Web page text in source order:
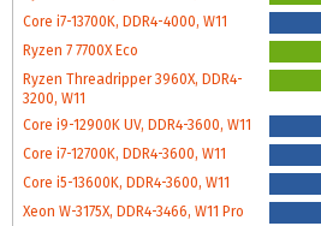
Core i7-13700K, DDR4-4000, W11
Ryzen 7 7700X Eco
Ryzen Threadripper 3960X, DDR4-
3200, W11
Core i9-12900K UV, DDR4-3600, W11
Core i7-12700K, DDR4-3600, W11
Core i5-13600K, DDR4-3600, W11
Xeon W-3175X, DDR4-3466, W11 Pro